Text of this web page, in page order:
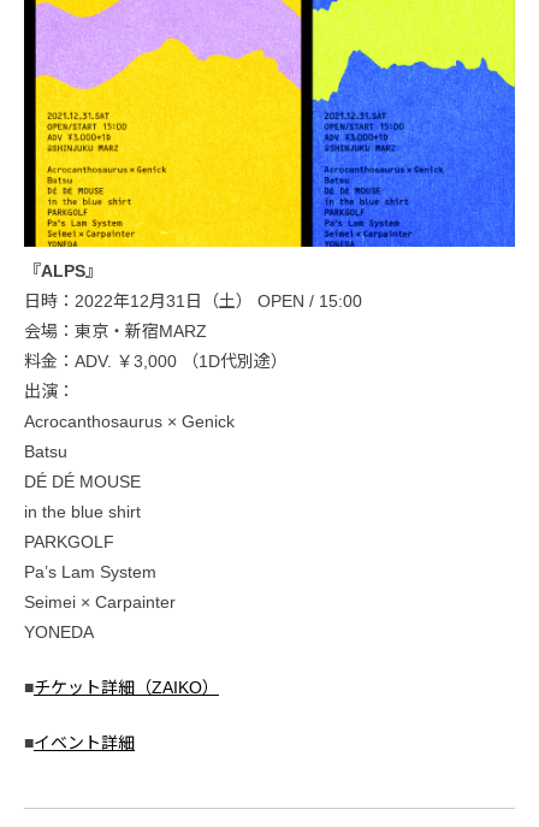
『ALPS』
日時：2022年12月31日（土） OPEN / 15:00
会場：東京・新宿MARZ
料金：ADV. ￥3,000 （1D代別途）
出演：
Acrocanthosaurus × Genick
Batsu
DÉ DÉ MOUSE
in the blue shirt
PARKGOLF
Pa’s Lam System
Seimei × Carpainter
YONEDA
■チケット詳細（ZAIKO）
■イベント詳細